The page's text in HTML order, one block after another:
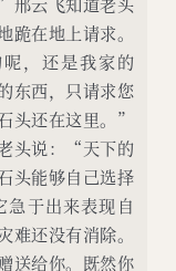
在地上请求。
，还是我家的
东西，只请求您
头还在这里。”
头说：“天下的
头能够自己选择
急于出来表现自
难还没有消除。
送给你。既然你